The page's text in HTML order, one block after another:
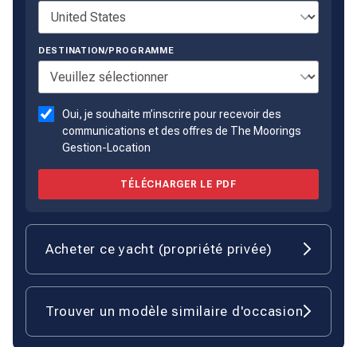
DESTINATION/PROGRAMME
Oui, je souhaite m’inscrire pour recevoir des
communications et des offres de The Moorings
Gestion-Location
TÉLÉCHARGER LE PDF
Acheter ce yacht (propriété privée)
Trouver un modèle similaire d'occasion